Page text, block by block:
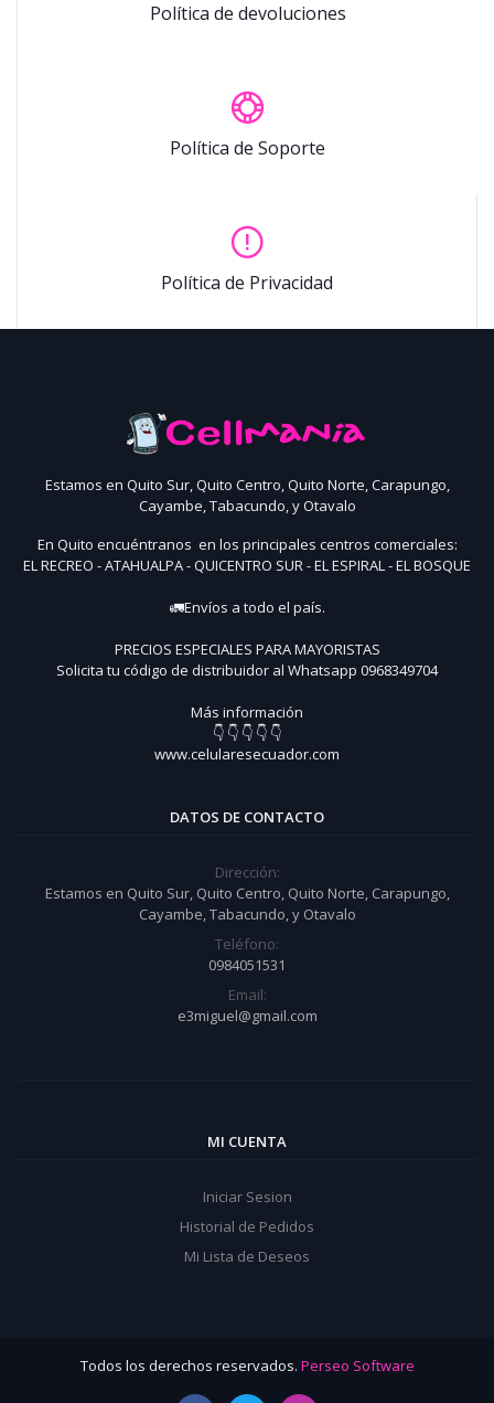
Política de devoluciones
Política de Soporte
Política de Privacidad
Estamos en Quito Sur, Quito Centro, Quito Norte, Carapungo,
Cayambe, Tabacundo, y Otavalo
En Quito encuéntranos en los principales centros comerciales:
EL RECREO - ATAHUALPA - QUICENTRO SUR - EL ESPIRAL - EL BOSQUE
🚛Envíos a todo el país.
PRECIOS ESPECIALES PARA MAYORISTAS
Solicita tu código de distribuidor al Whatsapp 0968349704
Más información
👇 👇 👇 👇 👇
www.celularesecuador.com
DATOS DE CONTACTO
Dirección:
Estamos en Quito Sur, Quito Centro, Quito Norte, Carapungo,
Cayambe, Tabacundo, y Otavalo
Teléfono:
0984051531
Email:
e3miguel@gmail.com
MI CUENTA
Iniciar Sesion
Historial de Pedidos
Mi Lista de Deseos
Todos los derechos reservados. Perseo Software